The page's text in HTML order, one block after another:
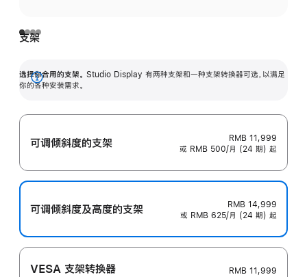
支架
选择你合用的支架。 Studio Display 有两种支架和一种支架转换器可选，以满足
你的各种安装需求。
展
可调倾斜度的支架
RMB 11,999
或 RMB 500/月 (24 期) 起
可调倾斜度及高‍度的支‍架
RMB 14,999
或 RMB 625/月 (24 期) 起
VESA 支架转换器
RMB 11,999